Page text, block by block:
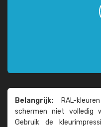
Belangrijk: RAL-
schermen niet volledig
Gebruik de